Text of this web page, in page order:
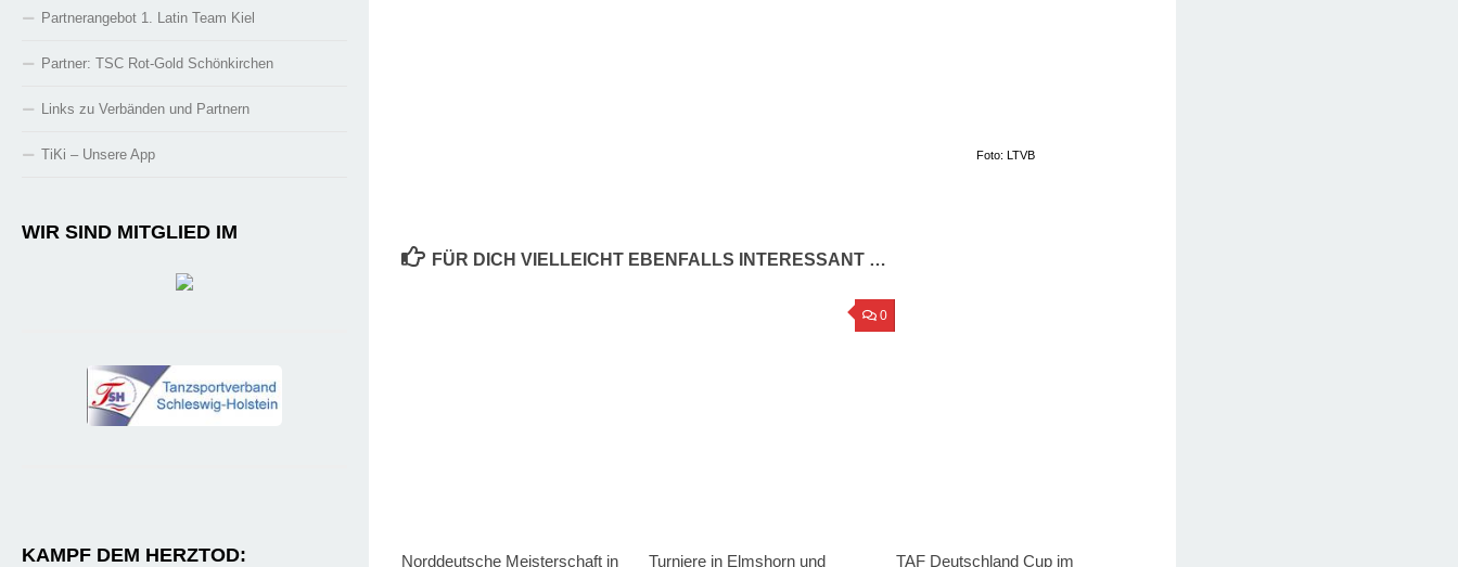
Foto: LTVB
FÜR DICH VIELLEICHT EBENFALLS INTERESSANT …
Norddeutsche Meisterschaft in
0
Turniere in Elmshorn und TAF Deutschland Cup im
Partnerangebot 1. Latin Team Kiel
Partner: TSC Rot-Gold Schönkirchen
Links zu Verbänden und Partnern
TiKi – Unsere App
WIR SIND MITGLIED IM
KAMPF DEM HERZTOD: